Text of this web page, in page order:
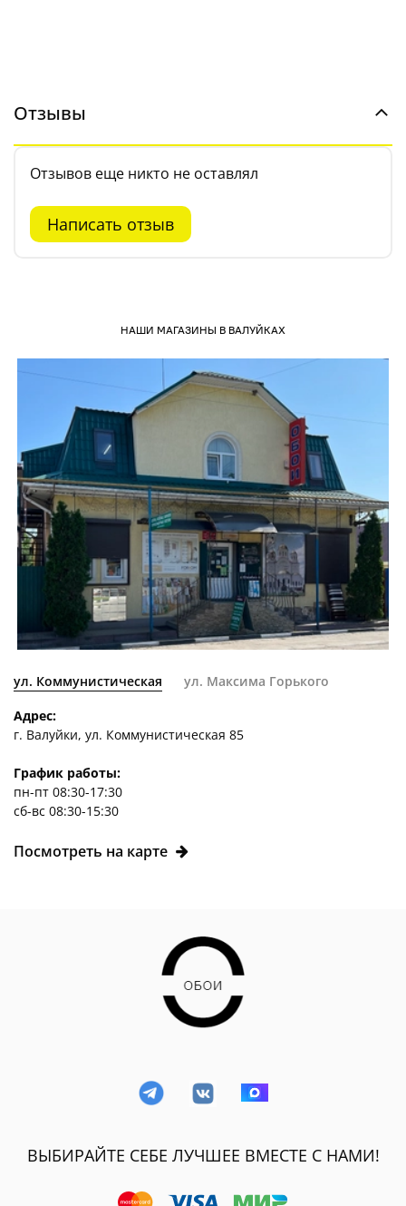
Отзывы
Отзывов еще никто не оставлял
Написать отзыв
НАШИ МАГАЗИНЫ В ВАЛУЙКАХ
ул. Коммунистическая ул. Максима Горького
Адрес:
г. Валуйки, ул. Коммунистическая 85
График работы:
пн-пт 08:30-17:30
сб-вс 08:30-15:30
Посмотреть на карте
ВЫБИРАЙТЕ СЕБЕ ЛУЧШЕЕ ВМЕСТЕ С НАМИ!